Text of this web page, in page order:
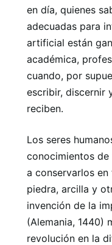
en día, quienes
adecuadas para
artificial están
académica,
cuando, por
escribir, discernir
reciben.
Los seres
conocimientos
a conservarlos
piedra, arcilla y
invención de la
(Alemania, 1440)
revolución en la